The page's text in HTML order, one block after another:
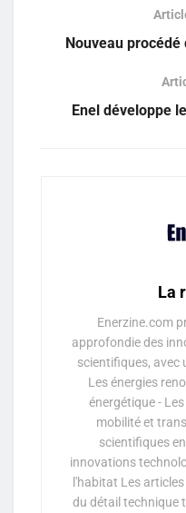
Nouveau
Enel développe
La
Enerzine.com
approfondie des
scientifiques, avec
Les énergies
énergétique -
mobilité et
scientifiques
innovations
l'habitat Les
du détail technique